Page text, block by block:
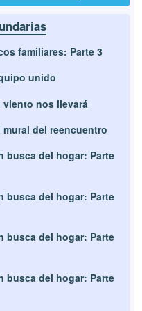
familiares: Parte 3
unido
viento nos llevará
mural del reencuentro
busca del hogar: Parte
busca del hogar: Parte
busca del hogar: Parte
busca del hogar: Parte